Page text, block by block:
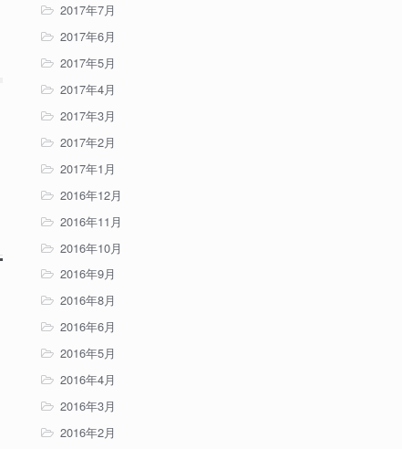
2017年7月
2017年6月
2017年5月
2017年4月
2017年3月
2017年2月
2017年1月
2016年12月
2016年11月
2016年10月
2016年9月
2016年8月
2016年6月
2016年5月
2016年4月
2016年3月
2016年2月